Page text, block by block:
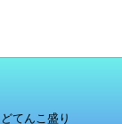
てんこ盛り